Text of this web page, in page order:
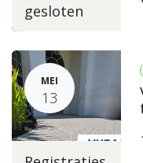
gesloten
MEI
13